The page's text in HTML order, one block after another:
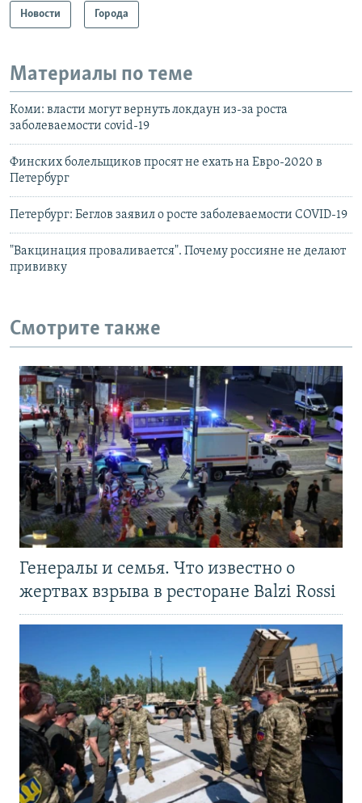
Новости Города
Материалы по теме
Коми: власти могут вернуть локдаун из-за роста
заболеваемости covid-19
Финских болельщиков просят не ехать на Евро-2020 в
Петербург
Петербург: Беглов заявил о росте заболеваемости COVID-19
"Вакцинация проваливается". Почему россияне не делают
прививку
Смотрите также
Генералы и семья. Что известно о
жертвах взрыва в ресторане Balzi Rossi